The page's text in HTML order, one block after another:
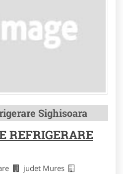
Sighisoara
REFRIGERARE
judet Mures